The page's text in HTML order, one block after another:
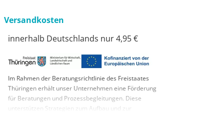
Versandkosten
innerhalb Deutschlands nur 4,95 €
Im Rahmen der Beratungsrichtlinie des Freistaates
Thüringen erhält unser Unternehmen eine Förderung
für Beratungen und Prozessbegleitungen. Diese
unterstützen Strategien zum Aufbau und zur